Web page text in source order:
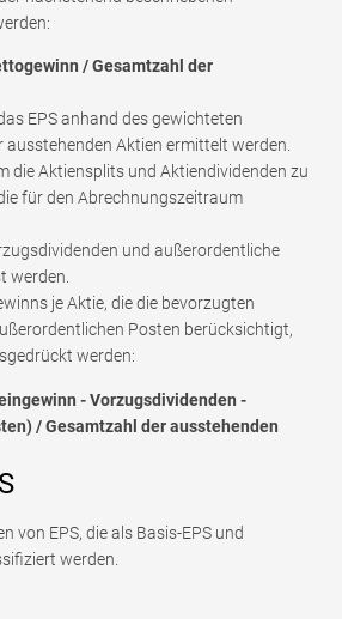
/ Gesamtzahl der
EPS anhand des gewichteten
Aktien ermittelt werden.
die Aktiensplits und Aktiendividenden zu
für den Abrechnungszeitraum
und außerordentliche
werden.
je Aktie, die die bevorzugten
Posten berücksichtigt,
werden:
- Vorzugsdividenden -
/ Gesamtzahl der ausstehenden
von EPS, die als Basis-EPS und
werden.